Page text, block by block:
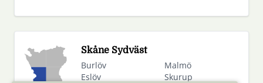
Skåne Sydväst
Burlöv
Eslöv
Malmö
Skurup